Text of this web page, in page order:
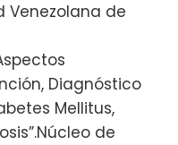
Venezolana de
Diagnóstico
Mellitus,
de